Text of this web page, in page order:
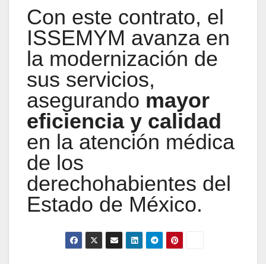
Con este contrato, el
ISSEMYM avanza en
la modernización de
sus servicios,
asegurando mayor
eficiencia y calidad
en la atención médica
de los
derechohabientes del
Estado de México.